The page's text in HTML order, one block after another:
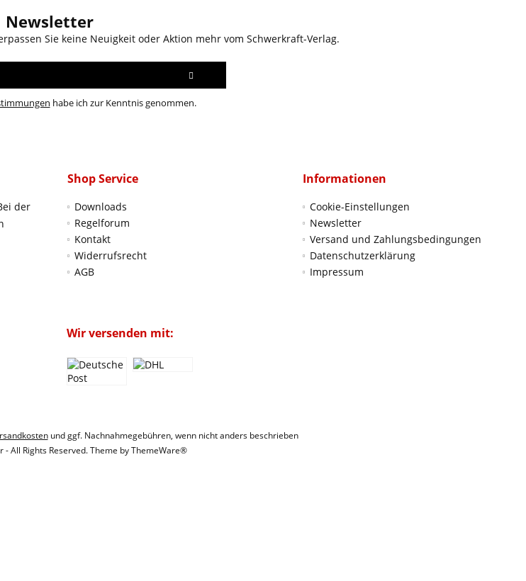
Newsletter
Sie keine Neuigkeit oder Aktion mehr vom Schwerkraft-Verlag.
habe ich zur Kenntnis genommen.
der
Shop Service
Downloads
Regelforum
Kontakt
Widerrufsrecht
AGB
Informationen
Cookie-Einstellungen
Newsletter
Versand und Zahlungsbedingungen
Datenschutzerklärung
Impressum
Wir versenden mit:
und ggf. Nachnahmegebühren, wenn nicht anders beschrieben
All Rights Reserved. Theme byThemeWare®